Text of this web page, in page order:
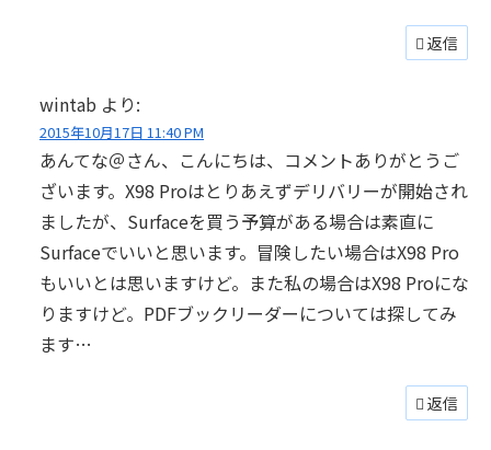
返信
wintab より:
2015年10月17日 11:40 PM
あんてな＠さん、こんにちは、コメントありがとうご
ざいます。X98 Proはとりあえずデリバリーが開始され
ましたが、Surfaceを買う予算がある場合は素直に
Surfaceでいいと思います。冒険したい場合はX98 Pro
もいいとは思いますけど。また私の場合はX98 Proにな
りますけど。PDFブックリーダーについては探してみ
ます…
返信